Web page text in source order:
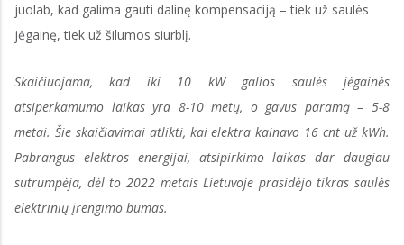
juolab, kad galima gauti dalinę kompensaciją – tiek už saulės
jėgainę, tiek už šilumos siurblį.
Skaičiuojama, kad iki 10 kW galios saulės jėgainės
atsiperkamumo laikas yra 8-10 metų, o gavus paramą – 5-8
metai. Šie skaičiavimai atlikti, kai elektra kainavo 16 cnt už kWh.
Pabrangus elektros energijai, atsipirkimo laikas dar daugiau
sutrumpėja, dėl to 2022 metais Lietuvoje prasidėjo tikras saulės
elektrinių įrengimo bumas.